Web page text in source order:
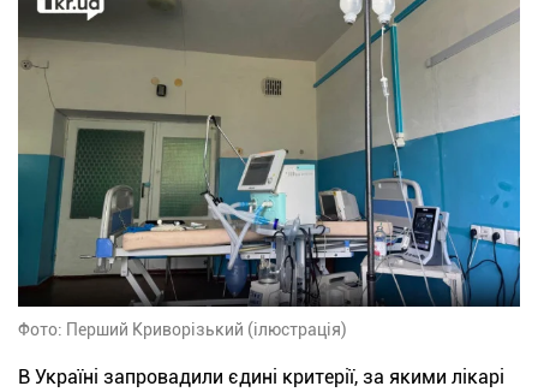
Фото: Перший Криворізький (ілюстрація)
В Україні запровадили єдині критерії, за якими лікарі